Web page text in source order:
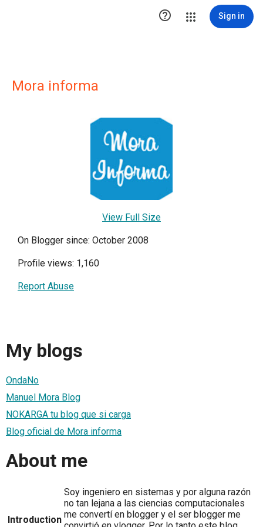
 Sign in
Mora informa
View Full Size
On Blogger since: October 2008
Profile views: 1,160
Report Abuse
My blogs
OndaNo
Manuel Mora Blog
NOKARGA tu blog que si carga
Blog oficial de Mora informa
About me
Introduction
Soy ingeniero en sistemas y por alguna razón
no tan lejana a las ciencias computacionales
me convertí en blogger y el ser blogger me